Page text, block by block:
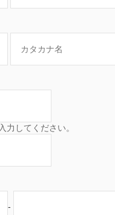
力してください。
-